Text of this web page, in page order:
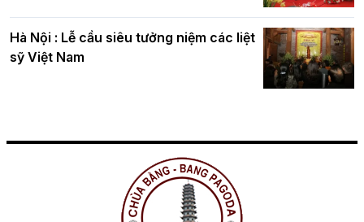
Hà Nội : Lễ cầu siêu tưởng niệm các liệt
sỹ Việt Nam